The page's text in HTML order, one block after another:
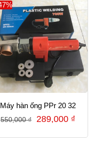
Máy hàn ống PPr 20 32
550,000₫ 289,000 ₫